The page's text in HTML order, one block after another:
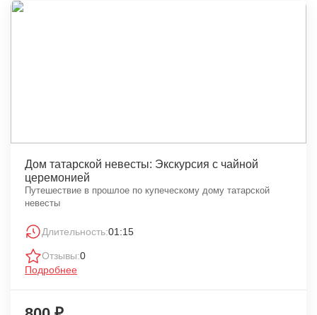
Дом татарской невесты: Экскурсия с чайной
церемонией
Путешествие в прошлое по купеческому дому татарской
невесты
Длительность:01:15
Отзывы:0
Подробнее